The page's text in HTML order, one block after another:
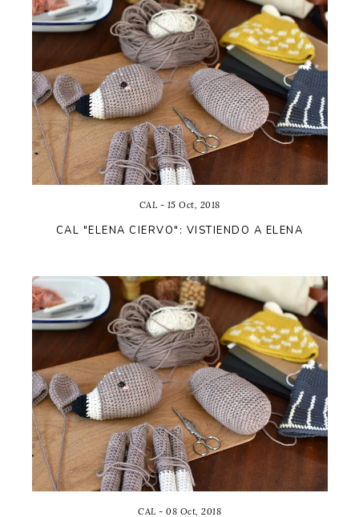
CAL - 15 Oct, 2018
CAL "ELENA CIERVO": VISTIENDO A ELENA
CAL - 08 Oct, 2018